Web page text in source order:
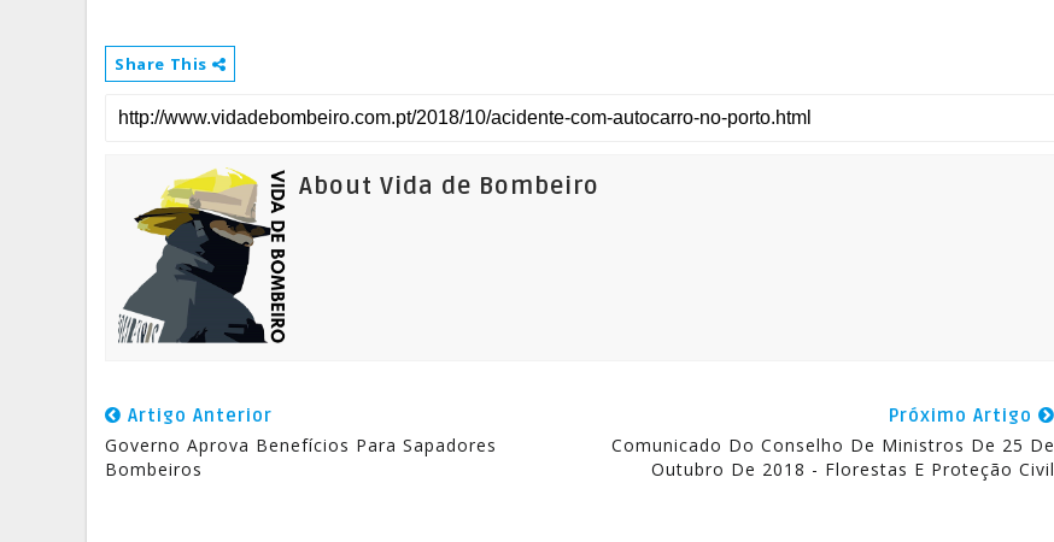
Share This
About Vida de Bombeiro
Artigo Anterior
Governo Aprova Benefícios Para Sapadores
Bombeiros
Próximo Artigo
Comunicado Do Conselho De Ministros De 25 De
Outubro De 2018 - Florestas E Proteção Civil